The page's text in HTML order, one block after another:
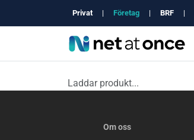
Privat | Företag | BRF |
Laddar produkt...
Om oss